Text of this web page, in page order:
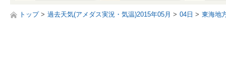
トップ 過去天気(アメダス実況・気温)2015年05月 04日 東海地